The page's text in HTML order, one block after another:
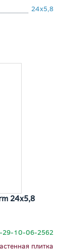
24x5,8
24x5,8
10-06-2562
плитка